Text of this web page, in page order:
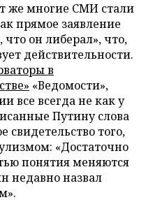
же многие СМИ стали
прямое заявление
он либерал», что,
действительности.
в
«Ведомости»,
все всегда не как у
Путину слова
свидетельство того,
«Достаточно
понятия меняются
недавно назвал